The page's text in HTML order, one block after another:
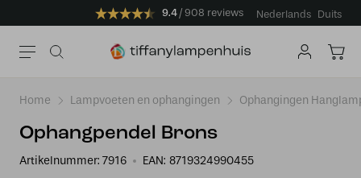
9.4 908 reviews Nederlands Duits
Home Lampvoeten en ophangingen Ophangingen
Ophangpendel Brons
Artikelnummer: 7916 EAN: 8719324990455